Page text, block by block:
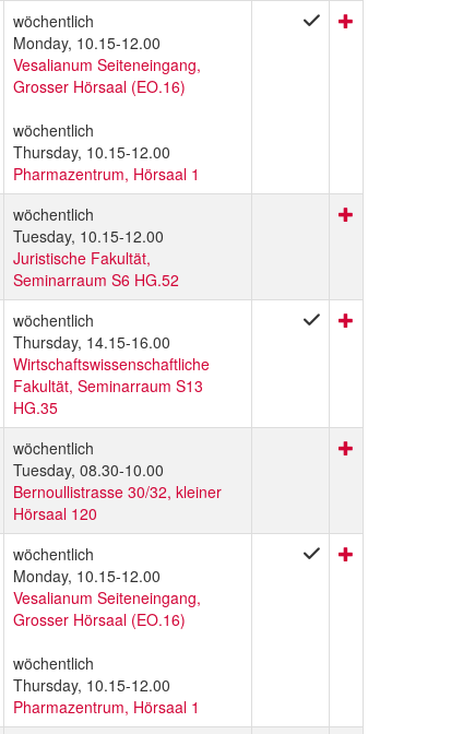
wöchentlich
Monday, 10.15-12.00
Vesalianum Seiteneingang,
Grosser Hörsaal (EO.16)
wöchentlich
Thursday, 10.15-12.00
Pharmazentrum, Hörsaal 1
wöchentlich
Tuesday, 10.15-12.00
Juristische Fakultät,
Seminarraum S6 HG.52
wöchentlich
Thursday, 14.15-16.00
Wirtschaftswissenschaftliche
Fakultät, Seminarraum S13
HG.35
wöchentlich
Tuesday, 08.30-10.00
Bernoullistrasse 30/32, kleiner
Hörsaal 120
wöchentlich
Monday, 10.15-12.00
Vesalianum Seiteneingang,
Grosser Hörsaal (EO.16)
wöchentlich
Thursday, 10.15-12.00
Pharmazentrum, Hörsaal 1